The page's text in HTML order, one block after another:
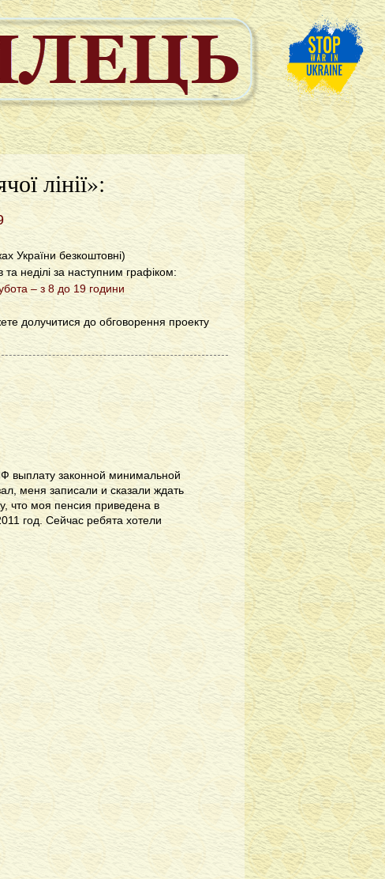
лінії»:
України безкоштовні)
неділі за наступним графіком:
– з 8 до 19 години
долучитися до обговорення проекту
выплату законной минимальной
меня записали и сказали ждать
что моя пенсия приведена в
год. Сейчас ребята хотели